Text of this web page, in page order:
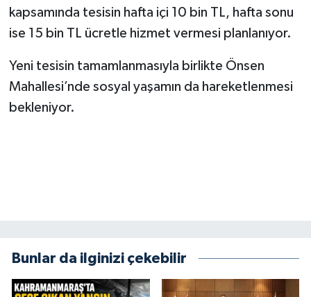
kapsamında tesisin hafta içi 10 bin TL, hafta sonu
ise 15 bin TL ücretle hizmet vermesi planlanıyor.
Yeni tesisin tamamlanmasıyla birlikte Önsen
Mahallesi’nde sosyal yaşamın da hareketlenmesi
bekleniyor.
Bunlar da ilginizi çekebilir